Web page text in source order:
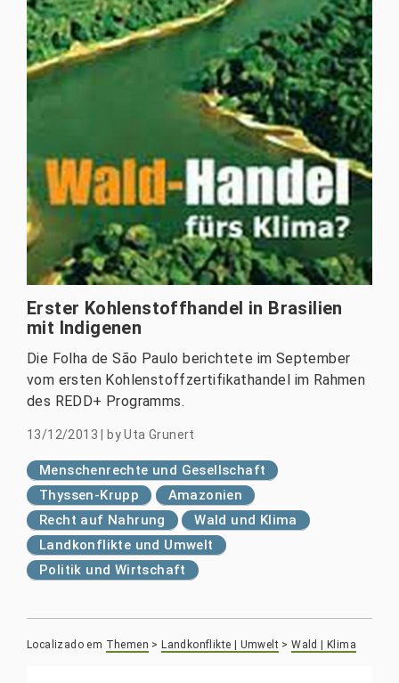
Erster Kohlenstoffhandel in Brasilien
mit Indigenen
Die Folha de São Paulo berichtete im September
vom ersten Kohlenstoffzertifikathandel im Rahmen
des REDD+ Programms.
13/12/2013 byUta Grunert
Menschenrechte und Gesellschaft
Thyssen-Krupp
Amazonien
Recht auf Nahrung
Wald und Klima
Landkonflikte und Umwelt
Politik und Wirtschaft
Localizado em Themen > Landkonflikte | Umwelt >Wald | Klima